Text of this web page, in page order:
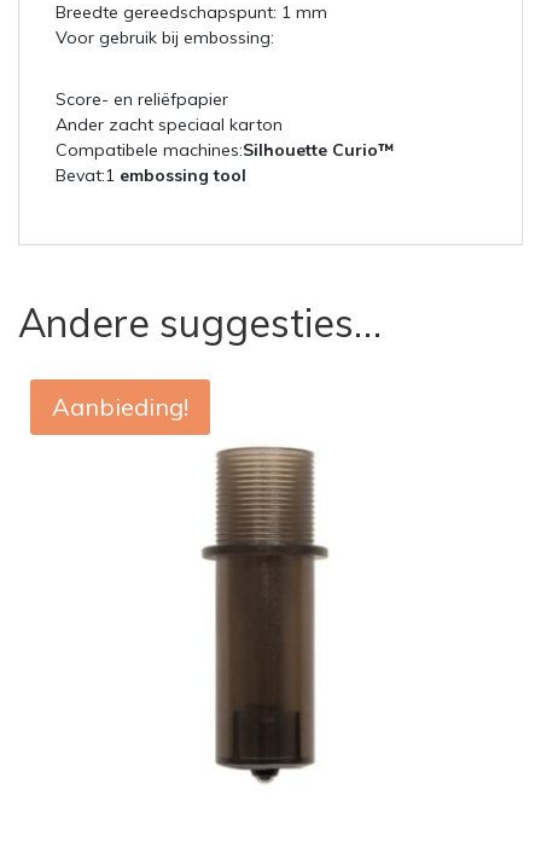
Breedte gereedschapspunt: 1 mm
Voor gebruik bij embossing:
Score- en reliëfpapier
Ander zacht speciaal karton
Compatibele machines:Silhouette Curio™
Bevat:1 embossing tool
Andere suggesties…
Aanbieding!